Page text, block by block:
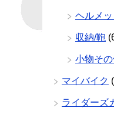
ヘルメッ
収納/鞄
小物そ
マイバイク
ライダーズ